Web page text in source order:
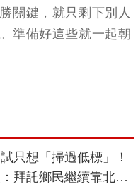
關鍵，就只剩下別人
準備好這些就一起朝
只想「掃過低標」！
拜託鄉民繼續靠北政